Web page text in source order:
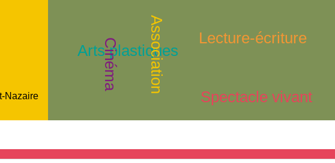
Nazaire Spectacle vivant
Lecture-écriture
Arts plastiques
Cinéma Association